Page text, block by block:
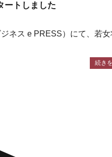
ートしました
ネス e PRESS）にて、若
続き